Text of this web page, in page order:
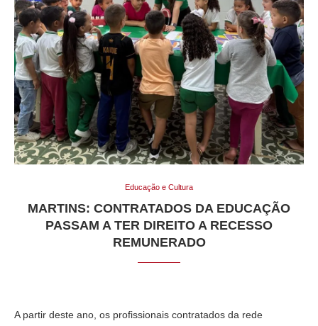
Educação e Cultura
MARTINS: CONTRATADOS DA EDUCAÇÃO
PASSAM A TER DIREITO A RECESSO
REMUNERADO
A partir deste ano, os profissionais contratados da rede